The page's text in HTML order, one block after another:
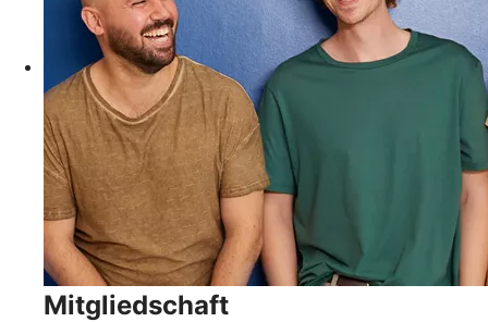
Mitgliedschaft